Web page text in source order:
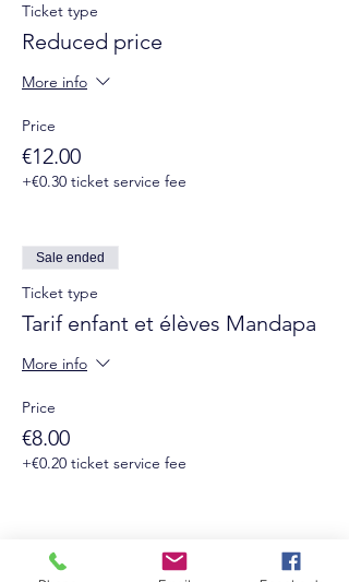
Ticket type
Reduced price
More info
Price
€12.00
+€0.30 ticket service fee
Sale ended
Ticket type
Tarif enfant et élèves Mandapa
More info
Price
€8.00
+€0.20 ticket service fee